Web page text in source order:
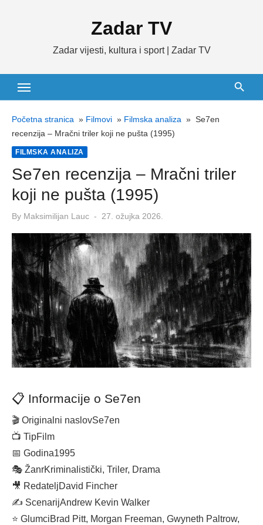
Zadar TV
Zadar vijesti, kultura i sport | Zadar TV
Početna stranica » Filmovi » Filmska analiza » Se7en
recenzija – Mračni triler koji ne pušta (1995)
FILMSKA ANALIZA
Se7en recenzija – Mračni triler
koji ne pušta (1995)
By Maksimilijan Lauc
Posted
27. ožujka 2026.
📋 Informacije o Se7en
🎬 Originalni naslovSe7en
📺 TipFilm
📅 Godina1995
🎭 ŽanrKriminalistički, Triler, Drama
🎥 RedateljDavid Fincher
✍️ ScenarijAndrew Kevin Walker
⭐ GlumciBrad Pitt, Morgan Freeman, Gwyneth Paltrow,